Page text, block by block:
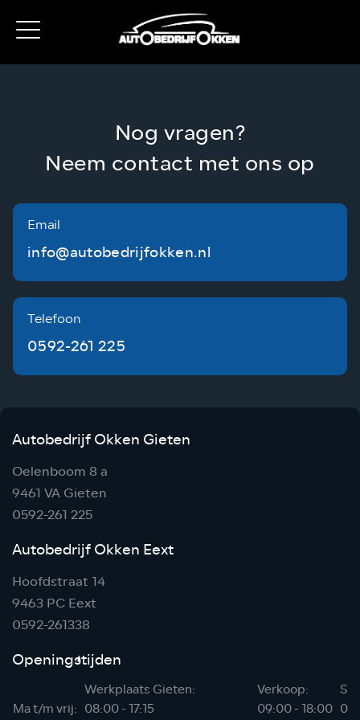
Nog vragen?
Neem contact met ons op
Email
info@autobedrijfokken.nl
Telefoon
0592-261 225
Autobedrijf Okken Gieten
Oelenboom 8 a
9461 VA Gieten
0592-261 225
Autobedrijf Okken Eext
Hoofdstraat 14
9463 PC Eext
0592-261338
Openingstijden
Werkplaats Gieten: Verkoop:
Ma t/m vrij: 08:00 - 17:15 09:00 - 18:00